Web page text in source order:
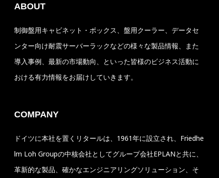
ABOUT
制御盤用キャビネット・ボックス、盤用クーラー、データセ
ンター向け耐震サーバーラックなどの様々な製品情報、また
導入事例、最新の市場動向、といった皆様のビジネス活動に
おける有力情報をお届けしていきます。
COMPANY
ドイツに本社を置くリタールは、1961年に設立され、Friedhe
lm Loh Groupの中核会社としてグループ会社EPLANと共に、
革新的な製品、確かなエンジニアリングソリューション、そ